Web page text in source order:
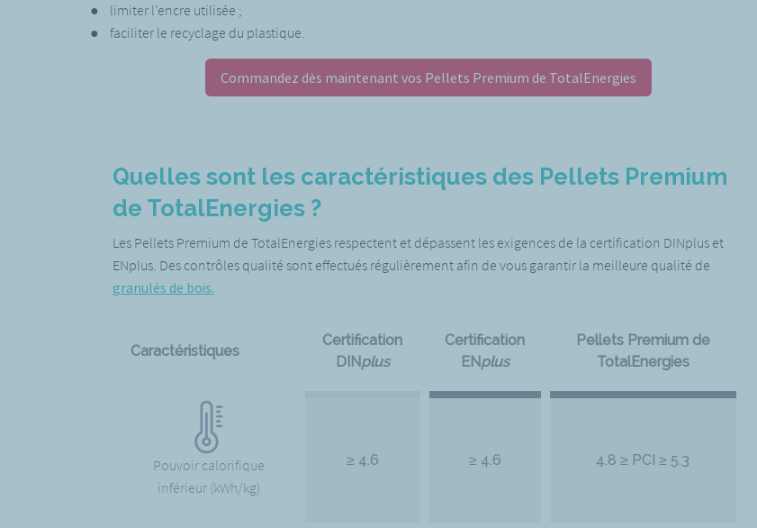
● limiter l’encre utilisée ;
● faciliter le recyclage du plastique.
Commandez dès maintenant vos Pellets Premium de TotalEnergies
Quelles sont les caractéristiques des Pellets Premium
de TotalEnergies ?
Les Pellets Premium de TotalEnergies respectent et dépassent les exigences de la certification DINplus et
ENplus. Des contrôles qualité sont effectués régulièrement afin de vous garantir la meilleure qualité de
granulés de bois.
Caractéristiques
Certification
DINplus
Certification
ENplus
Pellets Premium de
TotalEnergies
Pouvoir calorifique
inférieur (kWh/kg)
≥ 4.6 ≥ 4.6 4.8 ≥ PCI ≥ 5.3